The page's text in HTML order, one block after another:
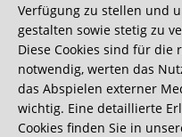
aber dieser ist doch
0:40 Minuten
Verfügung zu stellen und
gestalten sowie stetig zu
Diese Cookies sind für die
notwendig, werten das
das Abspielen externer
wichtig. Eine detaillierte
Cookies finden Sie in